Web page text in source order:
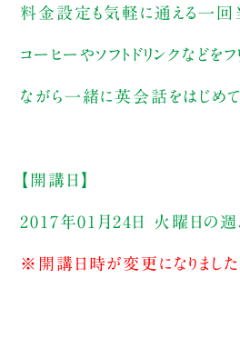
料金設定も気軽に通える一回
コーヒーやソフトドリンクなどを
ながら一緒に英会話をはじめて
【開講日】
2017年01月24日 火曜日の週
※開講日時が変更になりました